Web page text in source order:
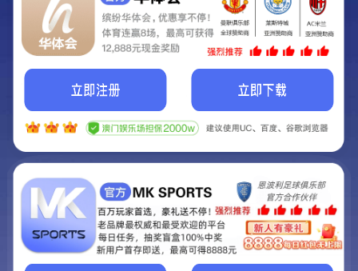
Hey Guys!
我们即将上线啦...
我们的网站正在建设.
它将是非常棒的网站.
联系我们!